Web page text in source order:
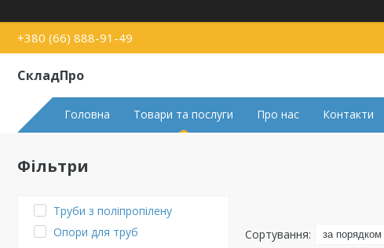
+380 (66) 888-91-49
СкладПро
Головна Товари та послуги Про нас Контакти
Фільтри
Труби з поліпропілену
Опори для труб